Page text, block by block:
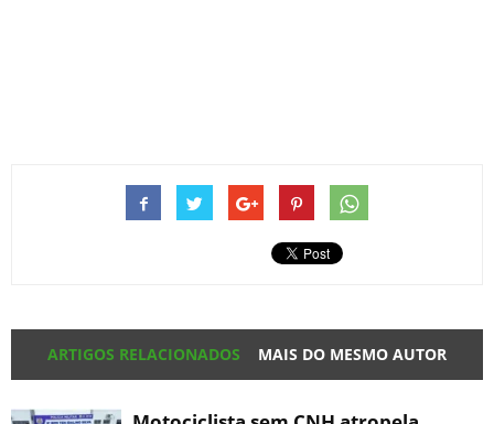
ARTIGOS RELACIONADOS MAIS DO MESMO AUTOR